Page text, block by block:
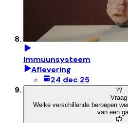
Immuunsysteem
Aflevering
24 dec 25
??
Vraag
Welke verschillende beroepen
van een